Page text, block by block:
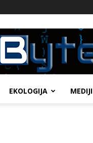
EKOLOGIJA MEDIJI